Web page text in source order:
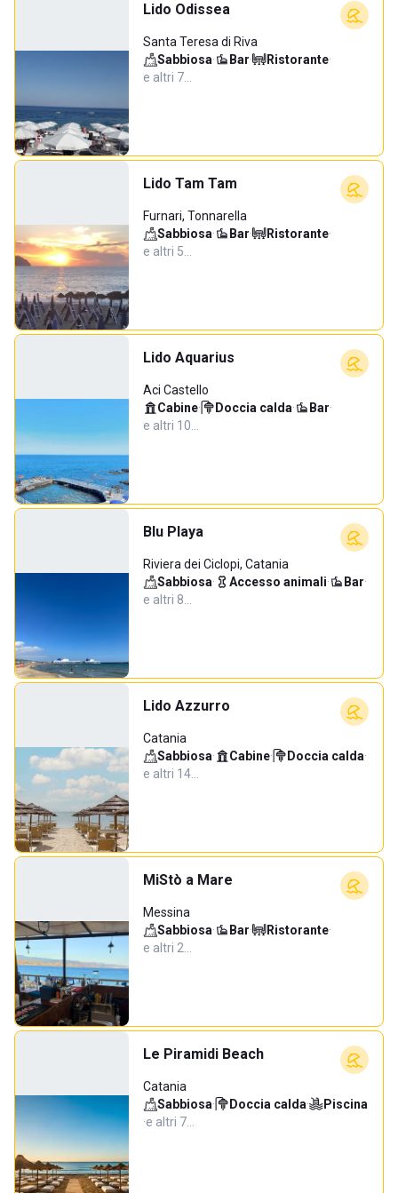
Lido Odissea
Santa Teresa di Riva
Sabbiosa· Bar· Ristorante·
e altri 7…
Lido Tam Tam
Furnari, Tonnarella
Sabbiosa· Bar· Ristorante·
e altri 5…
Lido Aquarius
Aci Castello
Cabine· Doccia calda· Bar·
e altri 10…
Blu Playa
Riviera dei Ciclopi, Catania
Sabbiosa· Accesso animali· Bar·
e altri 8…
Lido Azzurro
Catania
Sabbiosa· Cabine· Doccia calda·
e altri 14…
MiStò a Mare
Messina
Sabbiosa· Bar· Ristorante·
e altri 2…
Le Piramidi Beach
Catania
Sabbiosa· Doccia calda·
Piscina
·e altri 7…